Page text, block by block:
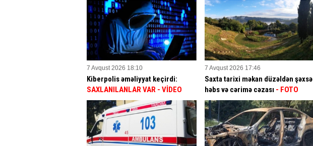
7 Avqust 2026 18:10
Kiberpolis əməliyyat keçirdi:
SAXLANILANLAR VAR - VİDEO
7 Avqust 2026 17:46
Saxta tarixi məkan düzəldən şəxsə
həbs və cərimə cəzası - FOTO